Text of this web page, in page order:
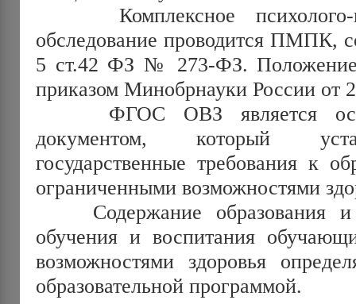
Комплексное психолого-
обследование проводится ПМПК,
5 ст.42 ФЗ № 273-ФЗ.
приказом Минобрнауки России от
ФГОС ОВЗ является
документом, который
государственные требования к
ограниченными возможностями
Содержание образования и
обучения и воспитания
возможностями здоровья
образовательной программой.